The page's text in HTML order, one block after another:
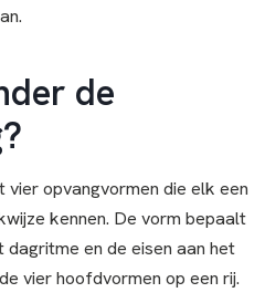
de
opvangvormen die elk een
kennen. De vorm bepaalt
en de eisen aan het
vier hoofdvormen op een rij.